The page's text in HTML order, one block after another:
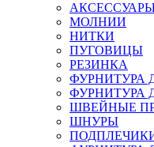
МОЛНИИ
НИТКИ
ПУГОВИЦЫ
РЕЗИНКА
ФУРНИТУРА
ФУРНИТУРА
ШВЕЙНЫЕ
ШНУРЫ